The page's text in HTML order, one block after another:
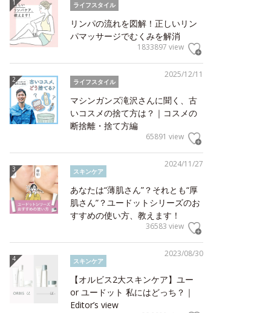
ライフスタイル
リンパの流れを図解！正しいリン
パマッサージでむくみを解消
1833897 view
2025/12/11
ライフスタイル
マシンガンズ滝沢さんに聞く、古
いコスメの捨て方は？｜コスメの
断捨離・捨て方編
65891 view
2024/11/27
スキンケア
あなたは“薄肌さん”？それとも“厚
肌さん”？ユードットシリーズのお
すすめの使い方、教えます！
36583 view
2023/08/30
スキンケア
【オルビス2大スキンケア】ユー
or ユードット 私にはどっち？｜
Editor’s view